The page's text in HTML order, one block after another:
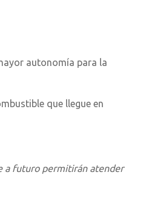
autonomía para la
que llegue en
a futuro permitirán atender